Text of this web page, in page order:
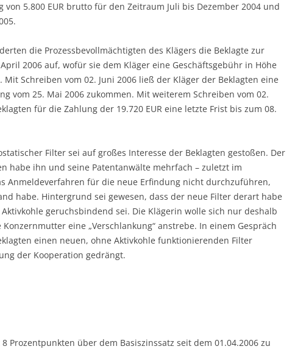
5.800 EUR brutto für den Zeitraum Juli bis Dezember 2004 und
die Prozessbevollmächtigten des Klägers die Beklagte zur
2006 auf, wofür sie dem Kläger eine Geschäftsgebühr in Höhe
Mit Schreiben vom 02. Juni 2006 ließ der Kläger der Beklagten eine
vom 25. Mai 2006 zukommen. Mit weiterem Schreiben vom 02.
für die Zahlung der 19.720 EUR eine letzte Frist bis zum 08.
Filter sei auf großes Interesse der Beklagten gestoßen. Der
habe ihn und seine Patentanwälte mehrfach – zuletzt im
Anmeldeverfahren für die neue Erfindung nicht durchzuführen,
habe. Hintergrund sei gewesen, dass der neue Filter derart habe
geruchsbindend sei. Die Klägerin wolle sich nur deshalb
eine „Verschlankung“ anstrebe. In einem Gespräch
einen neuen, ohne Aktivkohle funktionierenden Filter
der Kooperation gedrängt.
Prozentpunkten über dem Basiszinssatz seit dem 01.04.2006 zu